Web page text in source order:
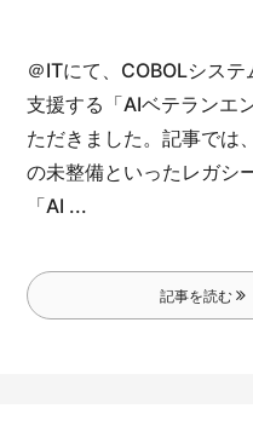
＠ITにて、COBOLシス
支援する「AIベテランエ
ただきました。記事では
の未整備といったレガシ
「AI ...
記事を読む